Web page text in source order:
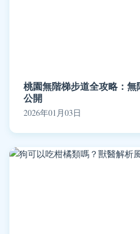
桃園無階梯步道全攻略：
公開
2026年01月03日